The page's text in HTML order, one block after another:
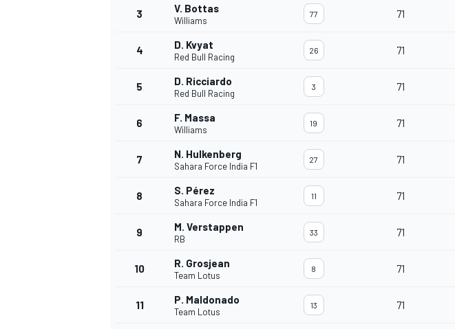
3 V. Bottas
Williams
77 71
4 D. Kvyat
Red Bull Racing
26 71
5 D. Ricciardo
Red Bull Racing
3 71
6 F. Massa
Williams
19 71
7 N. Hulkenberg
Sahara Force India F1
27 71
8 S. Pérez
Sahara Force India F1
11 71
9 M. Verstappen
RB
33 71
10 R. Grosjean
Team Lotus
8 71
11 P. Maldonado
Team Lotus
13 71